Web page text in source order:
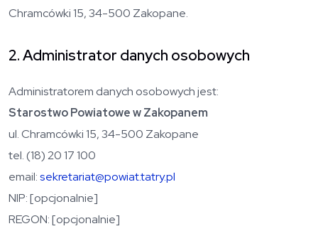
Chramcówki 15, 34-500 Zakopane.
2. Administrator danych osobowych
Administratorem danych osobowych jest:
Starostwo Powiatowe w Zakopanem
ul. Chramcówki 15, 34-500 Zakopane
tel. (18) 20 17 100
email:sekretariat@powiat.tatry.pl
NIP: [opcjonalnie]
REGON: [opcjonalnie]